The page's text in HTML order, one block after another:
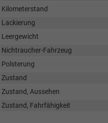
Kilometerstand
Lackierung
Leergewicht
Nichtraucher-Fahrzeug
Polsterung
Zustand
Zustand, Aussehen
Zustand, Fahrfähigkeit